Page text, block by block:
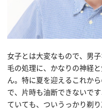
女子とは大変なもので、男
毛の処理に、かなりの神経
ん。特に夏を迎えるこれか
で、片時も油断できないで
ていても、ついうっかり剃